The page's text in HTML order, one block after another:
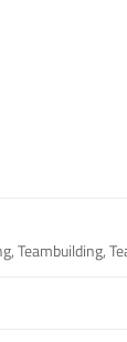
Teambuilding,